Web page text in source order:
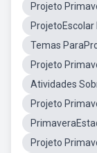
Projeto
Temas
Projeto
Atividades
Projeto
Projeto